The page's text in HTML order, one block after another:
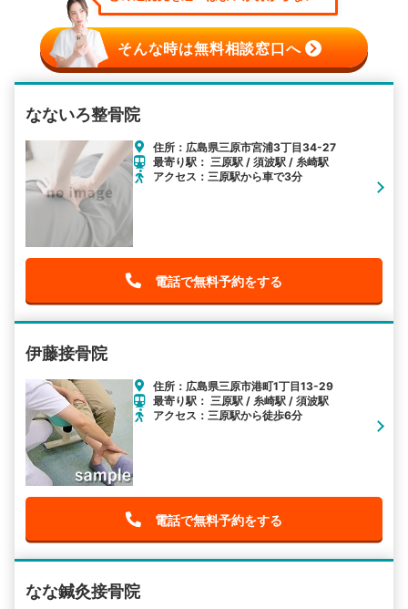
そんな時は無料相談窓口へ
なないろ整骨院
住所：広島県三原市宮浦3丁目34-27
最寄り駅： 三原駅 / 須波駅 / 糸崎駅
アクセス：三原駅から車で3分
電話で無料予約をする
伊藤接骨院
住所：広島県三原市港町1丁目13-29
最寄り駅： 三原駅 / 糸崎駅 / 須波駅
アクセス：三原駅から徒歩6分
電話で無料予約をする
なな鍼灸接骨院